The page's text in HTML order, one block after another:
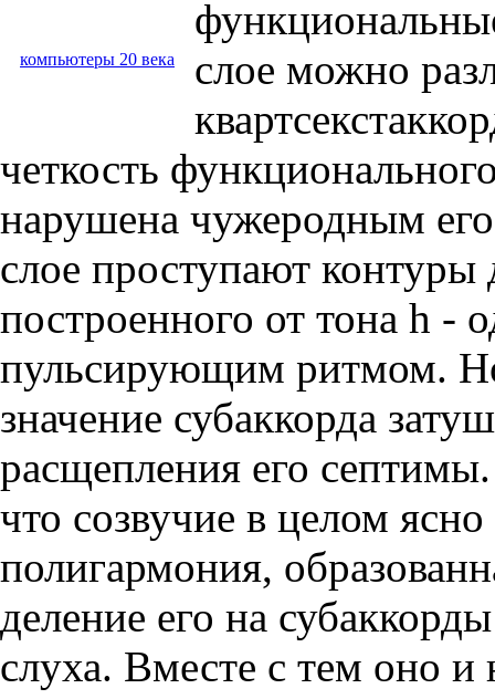
компьютеры 20 века
слое можно
четкость
нарушена чужеродным
слое проступают контуры
построенного от тона h -
пульсирующим ритмом.
значение субаккорда
расщепления его
что созвучие в целом
полигармония,
деление его на
слуха. Вместе с тем оно и